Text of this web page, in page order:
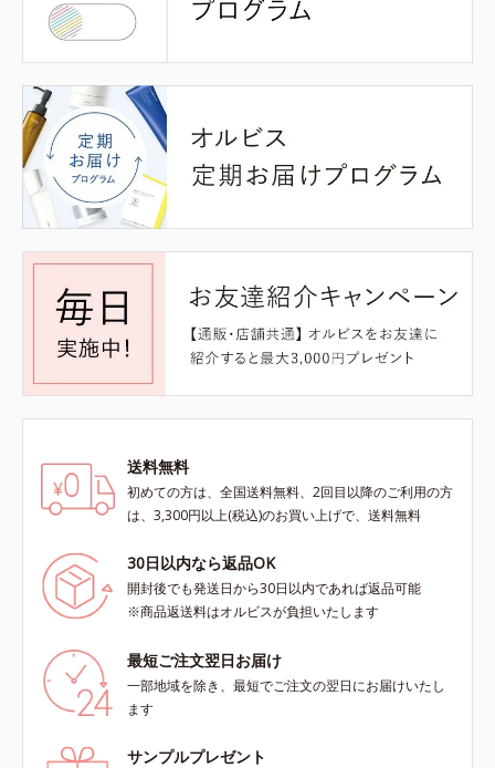
送料無料
初めての方は、全国送料無料、2回目以降のご利用の方
は、3,300円以上(税込)のお買い上げで、送料無料
30日以内なら返品OK
開封後でも発送日から30日以内であれば返品可能
※商品返送料はオルビスが負担いたします
最短ご注文翌日お届け
一部地域を除き、最短でご注文の翌日にお届けいたし
ます
サンプルプレゼント